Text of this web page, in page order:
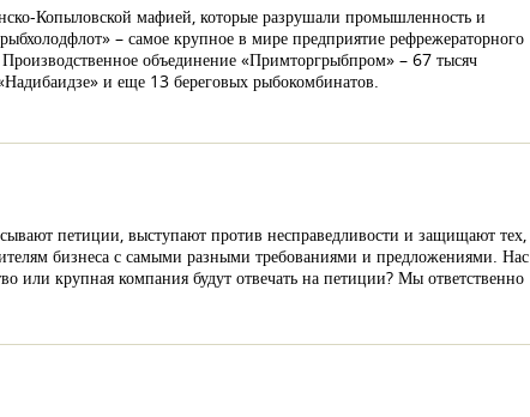
Копыловской мафией, которые разрушали промышленность и
– самое крупное в мире предприятие рефрежераторного
объединение «Примторгрыбпром» – 67 тысяч
и еще 13 береговых рыбокомбинатов.
петиции, выступают против несправедливости и защищают тех,
бизнеса с самыми разными требованиями и предложениями. Нас
или крупная компания будут отвечать на петиции? Мы ответственно